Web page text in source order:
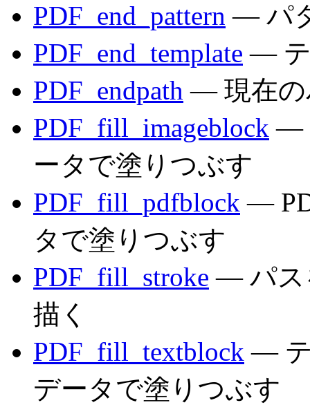
PDF_end_pattern — パ
PDF_end_template — テ
PDF_endpath — 現在の
PDF_fill_imageblock —
ータで塗りつぶす
PDF_fill_pdfblock —
タで塗りつぶす
PDF_fill_stroke — パス
描く
PDF_fill_textblock — テ
データで塗りつぶす